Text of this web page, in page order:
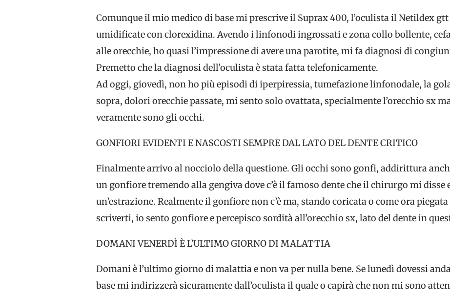
Comunque il mio medico di base mi prescrive il Suprax 400, l’oculista il Netildex
umidificate con clorexidina. Avendo i linfonodi ingrossati e zona collo bollente,
alle orecchie, ho quasi l’impressione di avere una parotite, mi fa diagnosi di
Premetto che la diagnosi dell’oculista è stata fatta telefonicamente.
Ad oggi, giovedì, non ho più episodi di iperpiressia, tumefazione linfonodale, la
sopra, dolori orecchie passate, mi sento solo ovattata, specialmente l’orecchio sx
veramente sono gli occhi.
GONFIORI EVIDENTI E NASCOSTI SEMPRE DAL LATO DEL DENTE CRITICO
Finalmente arrivo al nocciolo della questione. Gli occhi sono gonfi, addirittura
un gonfiore tremendo alla gengiva dove c’è il famoso dente che il chirurgo mi disse
un’estrazione. Realmente il gonfiore non c’è ma, stando coricata o come ora
scriverti, io sento gonfiore e percepisco sordità all’orecchio sx, lato del dente in
DOMANI VENERDÌ È L’ULTIMO GIORNO DI MALATTIA
Domani è l’ultimo giorno di malattia e non va per nulla bene. Se lunedì dovessi
base mi indirizzerà sicuramente dall’oculista il quale o capirà che non mi sono